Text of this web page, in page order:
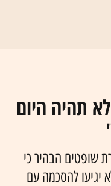
תהיה היום
שופטים הבהיר כי
יגיעו להסכמה עם